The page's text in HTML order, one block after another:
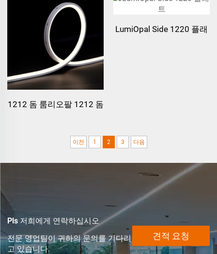
트
1212 돔 룸리오팔 1212 돔
LumiOpal Side 1220 플래
이전 1 2 3 다음
Pls 저희에게 연락하십시오
전문 영업팀이 귀하의 문의를 기다리
고 있습니다.
견적 요청